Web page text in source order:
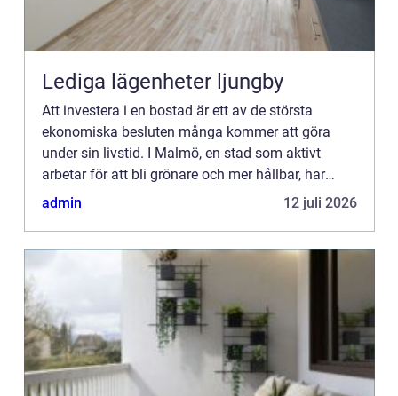
Lediga lägenheter ljungby
Att investera i en bostad är ett av de största
ekonomiska besluten många kommer att göra
under sin livstid. I Malmö, en stad som aktivt
arbetar för att bli grönare och mer hållbar, har
intresset för gr&o...
admin 12 juli 2026